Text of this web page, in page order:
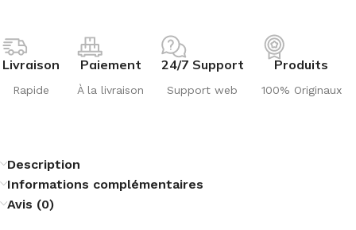
Livraison
Rapide
Paiement
À la livraison
24/7 Support
Support web
Produits
100% Originaux
Description
Informations complémentaires
Avis (0)